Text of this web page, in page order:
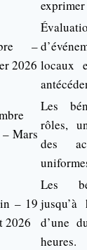
–
2026 locaux
Mars
Les
rôles,
des
– 19
2026
Les
d’une
heures.